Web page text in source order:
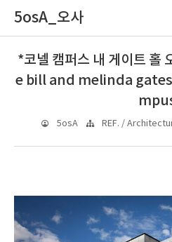
5osA_오사
*코넬 캠퍼스 내 게이트
e bill and melinda
5osA REF. /